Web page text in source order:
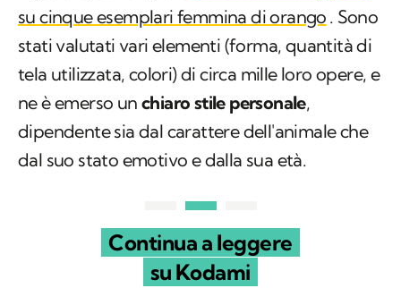
su cinque esemplari femmina di orango . Sono
stati valutati vari elementi (forma, quantità di
tela utilizzata, colori) di circa mille loro opere, e
ne è emerso un chiaro stile personale,
dipendente sia dal carattere dell'animale che
dal suo stato emotivo e dalla sua età.
Continua a leggere
su Kodami